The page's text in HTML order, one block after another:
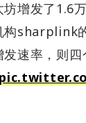
增发了1.6
构sharplink
发速率，则